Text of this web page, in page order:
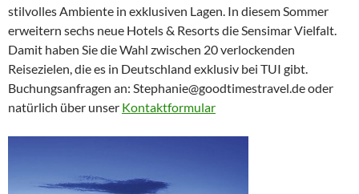
stilvolles Ambiente in exklusiven Lagen. In diesem Sommer
erweitern sechs neue Hotels & Resorts die Sensimar Vielfalt.
Damit haben Sie die Wahl zwischen 20 verlockenden
Reisezielen, die es in Deutschland exklusiv bei TUI gibt.
Buchungsanfragen an: Stephanie@goodtimestravel.de oder
natürlich über unser Kontaktformular